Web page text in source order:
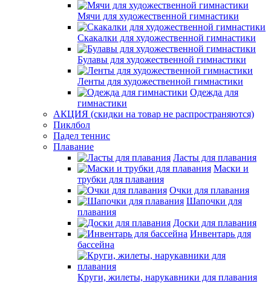
Мячи для художественной гимнастики
Скакалки для художественной гимнастики
Булавы для художественной гимнастики
Ленты для художественной гимнастики
Одежда для
гимнастики
АКЦИЯ (скидки на товар не распространяются)
Пиклбол
Падел теннис
Плавание
Ласты для плавания
Маски и
трубки для плавания
Очки для плавания
Шапочки для
плавания
Доски для плавания
Инвентарь для
бассейна
Круги, жилеты, нарукавники для плавания